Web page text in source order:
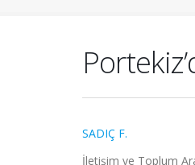
SADIÇ F.
İletişim ve Toplum